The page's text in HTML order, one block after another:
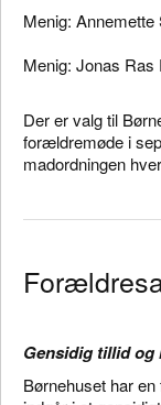
Menig: Annemette
Menig: Jonas Ras
Der er valg til
forældremøde i
madordningen
Gensidig tillid og
Børnehuset har